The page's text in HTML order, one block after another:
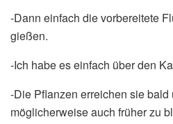
-Dann einfach die vorbereitete
gießen.
-Ich habe es einfach über den
-Die Pflanzen erreichen sie bald
möglicherweise auch früher zu